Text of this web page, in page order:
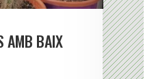
AMB BAIX